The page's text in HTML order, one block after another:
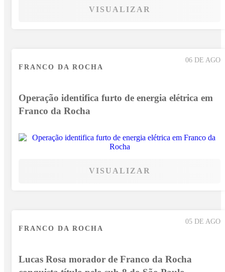
VISUALIZAR
06 DE AGO
FRANCO DA ROCHA
Operação identifica furto de energia elétrica em
Franco da Rocha
VISUALIZAR
05 DE AGO
FRANCO DA ROCHA
Lucas Rosa morador de Franco da Rocha